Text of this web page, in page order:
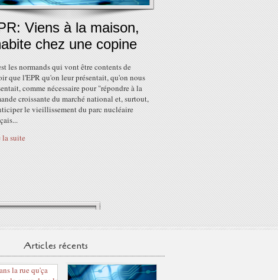
Viens à la maison,
chez une copine
les normands qui vont être contents de
que l'EPR qu'on leur présentait, qu'on nous
comme nécessaire pour "répondre à la
croissante du marché national et, surtout,
le vieillissement du parc nucléaire
la suite
Articles récents